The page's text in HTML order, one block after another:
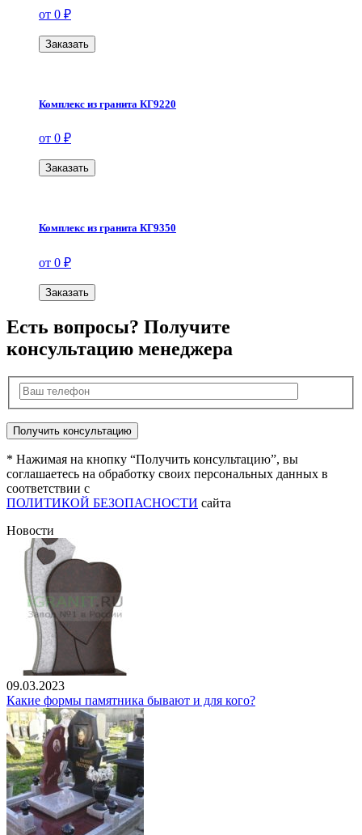
от 0 ₽
Заказать
Комплекс из гранита КГ9220
от 0 ₽
Заказать
Комплекс из гранита КГ9350
от 0 ₽
Заказать
Есть вопросы? Получите
консультацию менеджера
* Нажимая на кнопку “Получить консультацию”, вы
соглашаетесь на обработку своих персональных данных в
соответствии с
ПОЛИТИКОЙ БЕЗОПАСНОСТИ сайта
Новости
09.03.2023
Какие формы памятника бывают и для кого?